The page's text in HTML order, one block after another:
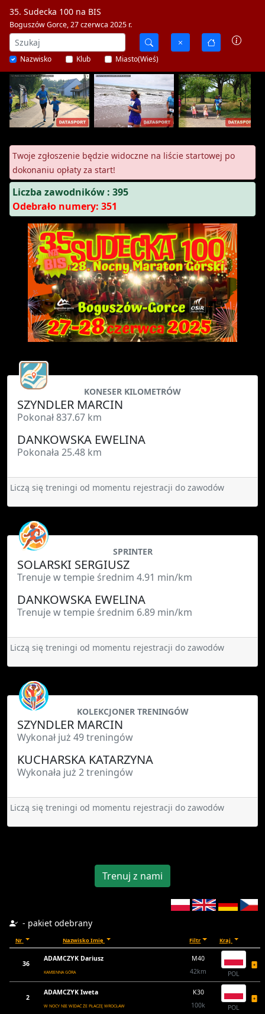
35. Sudecka 100 na BIS
Boguszów Gorce, 27 czerwca 2025 r.
Nazwisko Klub Miasto(Wieś)
Twoje zgłoszenie będzie widoczne na liście startowej po
dokonaniu opłaty za start!
Liczba zawodników : 395
Odebrało numery: 351
KONESER KILOMETRÓW
SZYNDLER MARCIN
Pokonał 837.67 km
DANKOWSKA EWELINA
Pokonała 25.48 km
Liczą się treningi od momentu rejestracji do zawodów
SPRINTER
SOLARSKI SERGIUSZ
Trenuje w tempie średnim 4.91 min/km
DANKOWSKA EWELINA
Trenuje w tempie średnim 6.89 min/km
Liczą się treningi od momentu rejestracji do zawodów
KOLEKCJONER TRENINGÓW
SZYNDLER MARCIN
Wykonał już 49 treningów
KUCHARSKA KATARZYNA
Wykonała już 2 treningów
Liczą się treningi od momentu rejestracji do zawodów
Trenuj z nami
- pakiet odebrany
Nr Nazwisko Imię Filtr Kraj
36
ADAMCZYK Dariusz
KAMIENNA GÓRA
M40
42km
POL
2
ADAMCZYK Iweta
W NOCY NIE WIDAĆ ŻE PŁACZĘ WROCŁAW
K30
100k
POL